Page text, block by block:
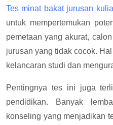
Tes minat bakat jurusan
untuk mempertemukan
pemetaan yang akurat,
jurusan yang tidak cocok.
kelancaran studi dan
Pentingnya tes ini juga
pendidikan. Banyak
konseling yang menjadikan